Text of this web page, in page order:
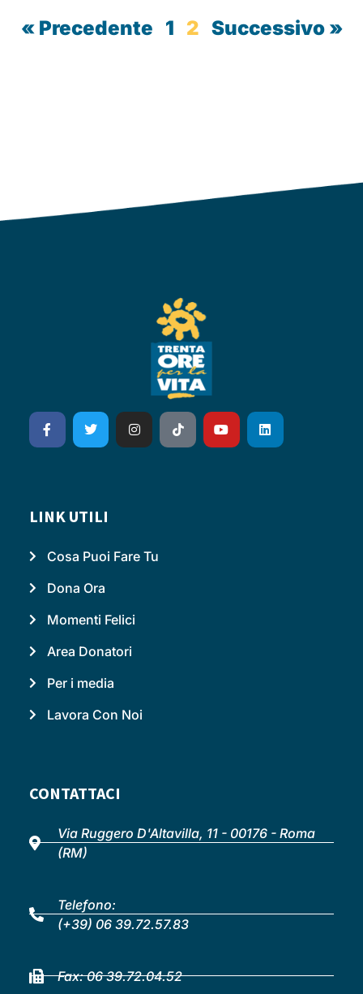
« Precedente 1 2 Successivo »
LINK UTILI
Cosa Puoi Fare Tu
Dona Ora
Momenti Felici
Area Donatori
Per i media
Lavora Con Noi
CONTATTACI
Via Ruggero D'Altavilla, 11 - 00176 - Roma
(RM)
Telefono:
(+39) 06 39.72.57.83
Fax: 06 39.72.04.52